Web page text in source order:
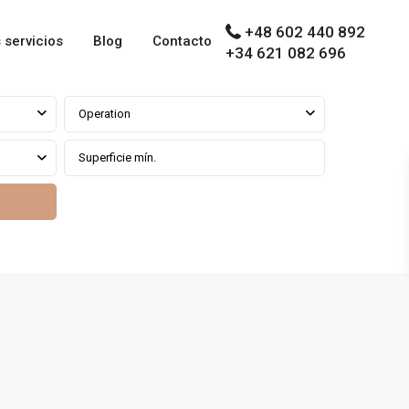
servicios Blog Contacto
+48 602 440 892
+34 621 082 696
Operation